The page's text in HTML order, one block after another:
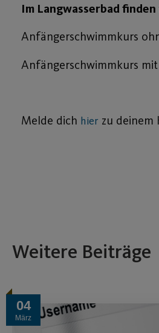
Im Langwasserbad
Anfängerschwimmkurs
Anfängerschwimmkurs
Melde dich hier zu deinem
Weitere Beiträge
04
März